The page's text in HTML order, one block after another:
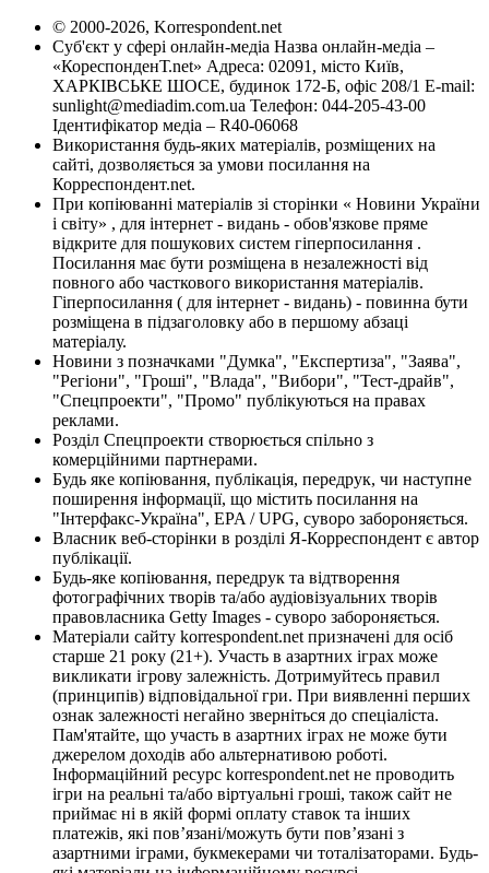
© 2000-2026, Korrespondent.net
Суб'єкт у сфері онлайн-медіа Назва онлайн-медіа –
«КореспонденТ.net» Адреса: 02091, місто Київ,
ХАРКІВСЬКЕ ШОСЕ, будинок 172-Б, офіс 208/1 E-mail:
sunlight@mediadim.com.ua Телефон: 044-205-43-00
Ідентифікатор медіа – R40-06068
Використання будь-яких матеріалів, розміщених на
сайті, дозволяється за умови посилання на
Корреспондент.net.
При копіюванні матеріалів зі сторінки « Новини України
і світу» , для інтернет - видань - обов'язкове пряме
відкрите для пошукових систем гіперпосилання .
Посилання має бути розміщена в незалежності від
повного або часткового використання матеріалів.
Гіперпосилання ( для інтернет - видань) - повинна бути
розміщена в підзаголовку або в першому абзаці
матеріалу.
Новини з позначками "Думка", "Експертиза", "Заява",
"Регіони", "Гроші", "Влада", "Вибори", "Тест-драйв",
"Спецпроекти", "Промо" публікуються на правах
реклами.
Розділ Спецпроекти створюється спільно з
комерційними партнерами.
Будь яке копіювання, публікація, передрук, чи наступне
поширення інформації, що містить посилання на
"Інтерфакс-Україна", EPA / UPG, суворо забороняється.
Власник веб-сторінки в розділі Я-Корреспондент є автор
публікації.
Будь-яке копіювання, передрук та відтворення
фотографічних творів та/або аудіовізуальних творів
правовласника Getty Images - суворо забороняється.
Матеріали сайту korrespondent.net призначені для осіб
старше 21 року (21+). Участь в азартних іграх може
викликати ігрову залежність. Дотримуйтесь правил
(принципів) відповідальної гри. При виявленні перших
ознак залежності негайно зверніться до спеціаліста.
Пам'ятайте, що участь в азартних іграх не може бути
джерелом доходів або альтернативою роботі.
Інформаційний ресурс korrespondent.net не проводить
ігри на реальні та/або віртуальні гроші, також сайт не
приймає ні в якій формі оплату ставок та інших
платежів, які пов’язані/можуть бути пов’язані з
азартними іграми, букмекерами чи тоталізаторами. Будь-